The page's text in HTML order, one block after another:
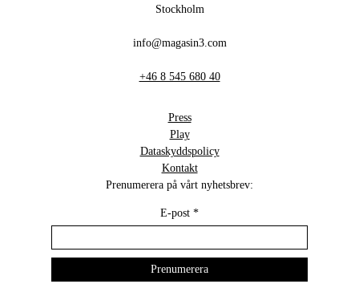
Stockholm
info@magasin3.com
+46 8 545 680 40
Press
Play
Dataskyddspolicy
Kontakt
Prenumerera på vårt nyhetsbrev:
E-post *